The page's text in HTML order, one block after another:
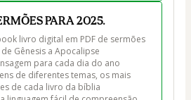
PARA 2025.
livro digital em PDF de sermões
Gênesis a Apocalipse
para cada dia do ano
de diferentes temas, os mais
de cada livro da bíblia